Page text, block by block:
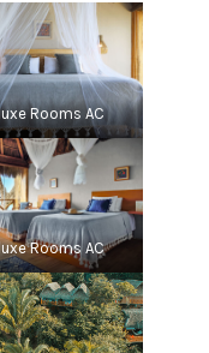
Rooms AC
Rooms AC